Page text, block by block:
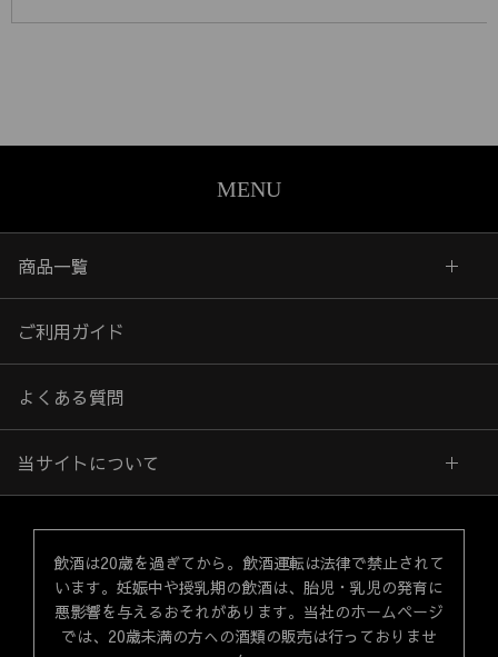
MENU
商品一覧
ご利用ガイド
よくある質問
当サイトについて
飲酒は20歳を過ぎてから。飲酒運転は法律で禁止されて
います。妊娠中や授乳期の飲酒は、胎児・乳児の発育に
悪影響を与えるおそれがあります。当社のホームページ
では、20歳未満の方への酒類の販売は行っておりませ